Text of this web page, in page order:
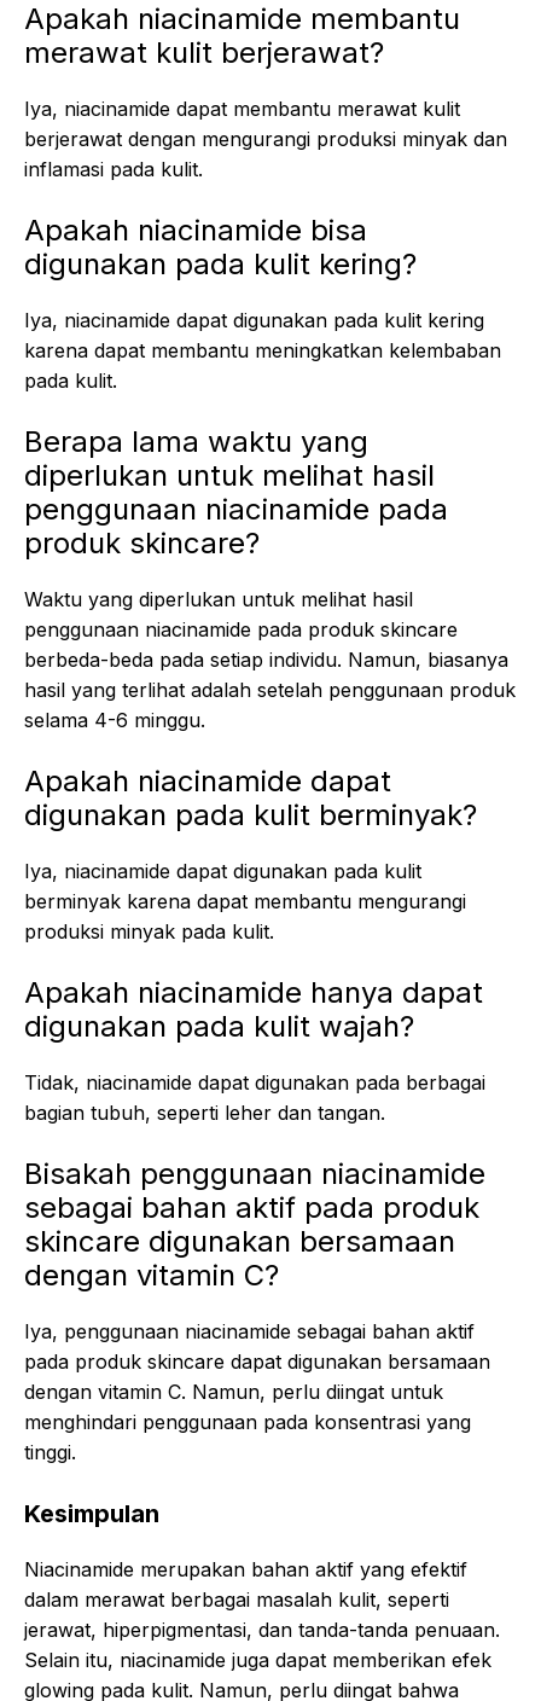
Apakah niacinamide membantu
merawat kulit berjerawat?
Iya, niacinamide dapat membantu merawat kulit
berjerawat dengan mengurangi produksi minyak dan
inflamasi pada kulit.
Apakah niacinamide bisa
digunakan pada kulit kering?
Iya, niacinamide dapat digunakan pada kulit kering
karena dapat membantu meningkatkan kelembaban
pada kulit.
Berapa lama waktu yang
diperlukan untuk melihat hasil
penggunaan niacinamide pada
produk skincare?
Waktu yang diperlukan untuk melihat hasil
penggunaan niacinamide pada produk skincare
berbeda-beda pada setiap individu. Namun, biasanya
hasil yang terlihat adalah setelah penggunaan produk
selama 4-6 minggu.
Apakah niacinamide dapat
digunakan pada kulit berminyak?
Iya, niacinamide dapat digunakan pada kulit
berminyak karena dapat membantu mengurangi
produksi minyak pada kulit.
Apakah niacinamide hanya dapat
digunakan pada kulit wajah?
Tidak, niacinamide dapat digunakan pada berbagai
bagian tubuh, seperti leher dan tangan.
Bisakah penggunaan niacinamide
sebagai bahan aktif pada produk
skincare digunakan bersamaan
dengan vitamin C?
Iya, penggunaan niacinamide sebagai bahan aktif
pada produk skincare dapat digunakan bersamaan
dengan vitamin C. Namun, perlu diingat untuk
menghindari penggunaan pada konsentrasi yang
tinggi.
Kesimpulan
Niacinamide merupakan bahan aktif yang efektif
dalam merawat berbagai masalah kulit, seperti
jerawat, hiperpigmentasi, dan tanda-tanda penuaan.
Selain itu, niacinamide juga dapat memberikan efek
glowing pada kulit. Namun, perlu diingat bahwa